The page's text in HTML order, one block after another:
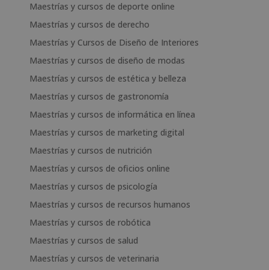
Maestrías y cursos de deporte online
Maestrías y cursos de derecho
Maestrías y Cursos de Diseño de Interiores
Maestrías y cursos de diseño de modas
Maestrías y cursos de estética y belleza
Maestrías y cursos de gastronomía
Maestrías y cursos de informática en línea
Maestrías y cursos de marketing digital
Maestrías y cursos de nutrición
Maestrías y cursos de oficios online
Maestrías y cursos de psicología
Maestrías y cursos de recursos humanos
Maestrías y cursos de robótica
Maestrías y cursos de salud
Maestrías y cursos de veterinaria